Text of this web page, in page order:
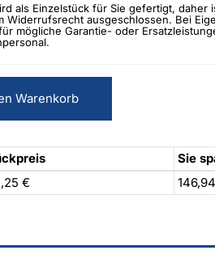
als Einzelstück für Sie gefertigt, daher
Widerrufsrecht ausgeschlossen. Bei
mögliche Garantie- oder
Warenkorb
Sie
€